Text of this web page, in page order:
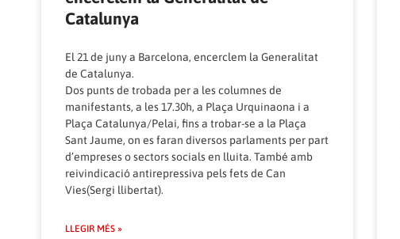
Catalunya
El 21 de juny a Barcelona, encerclem la Generalitat
de Catalunya.
Dos punts de trobada per a les columnes de
manifestants, a les 17.30h, a Plaça Urquinaona i a
Plaça Catalunya/Pelai, fins a trobar-se a la Plaça
Sant Jaume, on es faran diversos parlaments per part
d’empreses o sectors socials en lluita. També amb
reivindicació antirepressiva pels fets de Can
Vies(Sergi llibertat).
LLEGIR MÉS »